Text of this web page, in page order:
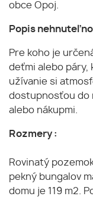
obce Opoj.
Popis
Pre koho je
deťmi alebo páry,
užívanie si
dostupnosťou do
alebo nákupmi.
Rozmery :
Rovinatý
pekný bungalov
domu je 119 m2.